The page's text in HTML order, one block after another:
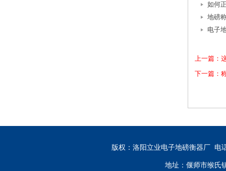
如何
地磅
电子
上一篇：
下一篇：
版权：洛阳立业电子地磅衡器厂 电
地址：偃师市缑氏